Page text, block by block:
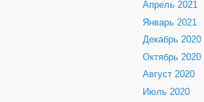
Апрель 2021
Январь 2021
Декабрь 2020
Октябрь 2020
Август 2020
Июль 2020